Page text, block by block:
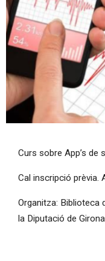
Curs sobre App’s de
Cal inscripció prèvia.
Organitza: Biblioteca
la Diputació de